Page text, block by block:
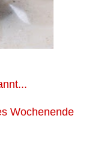
Wochenende